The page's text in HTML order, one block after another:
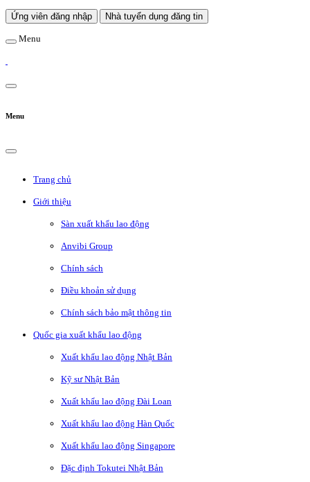
Ứng viên đăng nhập Nhà tuyển dụng đăng tin
Menu
Menu
Trang chủ
Giới thiệu
Sàn xuất khẩu lao động
Anvibi Group
Chính sách
Điều khoản sử dụng
Chính sách bảo mật thông tin
Quốc gia xuất khẩu lao động
Xuất khẩu lao động Nhật Bản
Kỹ sư Nhật Bản
Xuất khẩu lao động Đài Loan
Xuất khẩu lao động Hàn Quốc
Xuất khẩu lao động Singapore
Đặc định Tokutei Nhật Bản